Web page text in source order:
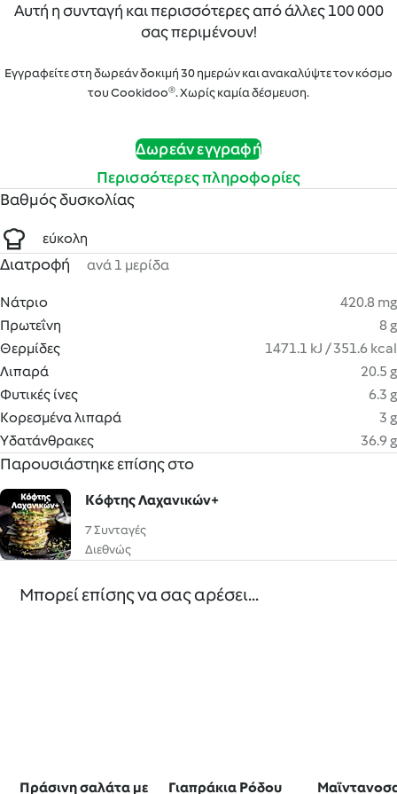
Αυτή η συνταγή και περισσότερες από άλλες 100 000
σας περιμένουν!
Εγγραφείτε στη δωρεάν δοκιμή 30 ημερών και ανακαλύψτε τον κόσμο
του Cookidoo®. Χωρίς καμία δέσμευση.
Δωρεάν εγγραφή
Περισσότερες πληροφορίες
Βαθμός δυσκολίας
εύκολη
Διατροφή ανά 1 μερίδα
Νάτριο
420.8 mg
Πρωτεΐνη
8 g
Θερμίδες
1471.1 kJ / 351.6 kcal
Λιπαρά
20.5 g
Φυτικές ίνες
6.3 g
Κορεσμένα λιπαρά
3 g
Υδατάνθρακες
36.9 g
Παρουσιάστηκε επίσης στο
Κόφτης Λαχανικών+
7 Συνταγές
Διεθνώς
Μπορεί επίσης να σας αρέσει...
Πράσινη σαλάτα με Γιαπράκια Ρόδου